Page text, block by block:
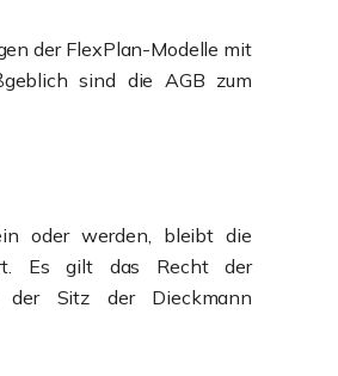
der FlexPlan-Modelle mit
sind die AGB zum
oder werden, bleibt die
Es gilt das Recht der
der Sitz der Dieckmann